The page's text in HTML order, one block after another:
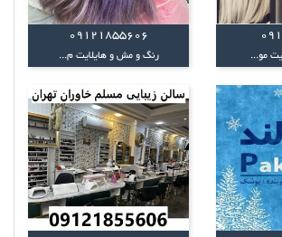
مو...
09121855606
رنگ و مش و هایلایت م...